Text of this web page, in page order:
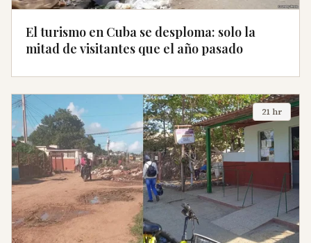
El turismo en Cuba se desploma: solo la
mitad de visitantes que el año pasado
21 hr